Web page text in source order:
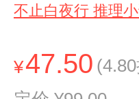
不止白夜行 推理
¥47.50